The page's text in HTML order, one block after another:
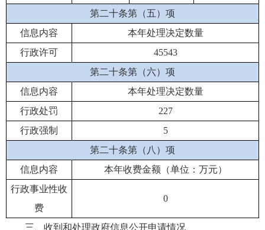
第二十条第（五）项
信息内容
本年处理决定数量
行政许可
45543
第二十条第（六）项
信息内容
本年处理决定数量
行政处罚
227
行政强制
5
第二十条第（八）项
信息内容
本年收费金额（单位：万元）
行政事业性收
费
0
三、收到和处理政府信息公开申请情况